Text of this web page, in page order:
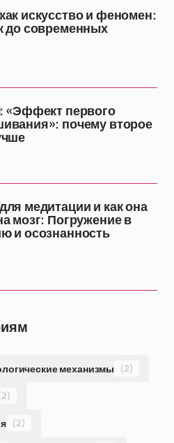
искусство и феномен:
до современных
«Эффект первого
почему второе
медитации и как она
мозг: Погружение в
и осознанность
механизмы (2)
(2)